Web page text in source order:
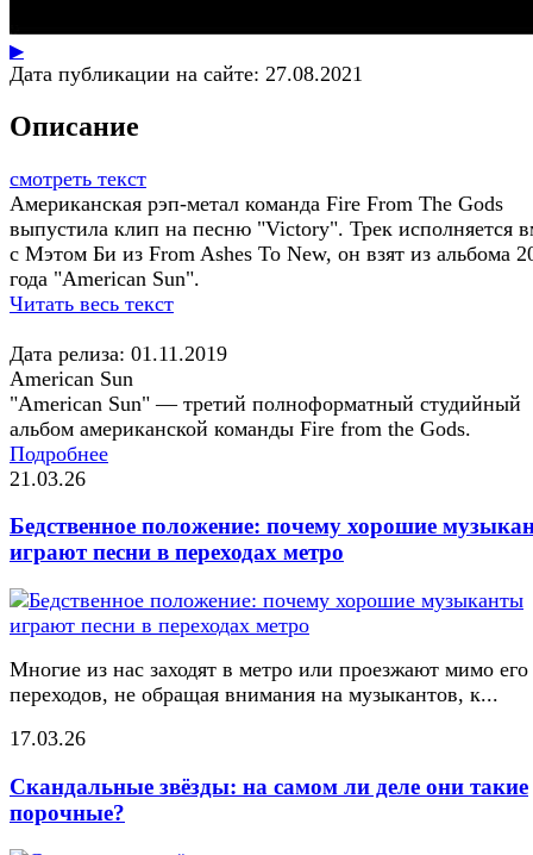
▶
Дата публикации на сайте: 27.08.2021
Описание
смотреть текст
Американская рэп-метал команда Fire From The Gods
выпустила клип на песню "Victory". Трек исполняется
с Мэтом Би из From Ashes To New, он взят из альбома
года "American Sun".
Читать весь текст
Дата релиза: 01.11.2019
American Sun
"American Sun" — третий полноформатный студийный
альбом американской команды Fire from the Gods.
Подробнее
21.03.26
Бедственное положение: почему хорошие
играют песни в переходах метро
Многие из нас заходят в метро или проезжают мимо его
переходов, не обращая внимания на музыкантов, к...
17.03.26
Скандальные звёзды: на самом ли деле они такие
порочные?